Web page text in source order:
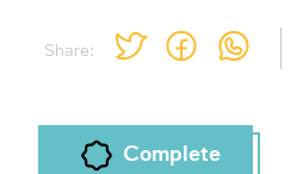
Share:
Complete